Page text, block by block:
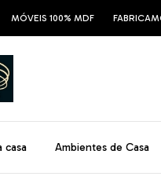
FABRICAMOS SOB MEDIDA
casa Ambientes de Casa